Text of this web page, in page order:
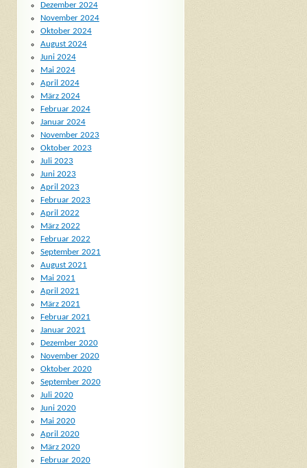
Dezember 2024
November 2024
Oktober 2024
August 2024
Juni 2024
Mai 2024
April 2024
März 2024
Februar 2024
Januar 2024
November 2023
Oktober 2023
Juli 2023
Juni 2023
April 2023
Februar 2023
April 2022
März 2022
Februar 2022
September 2021
August 2021
Mai 2021
April 2021
März 2021
Februar 2021
Januar 2021
Dezember 2020
November 2020
Oktober 2020
September 2020
Juli 2020
Juni 2020
Mai 2020
April 2020
März 2020
Februar 2020